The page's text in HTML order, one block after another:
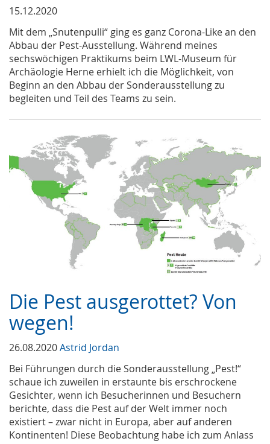
15.12.2020
Mit dem „Snutenpulli“ ging es ganz Corona-Like an den
Abbau der Pest-Ausstellung. Während meines
sechswöchigen Praktikums beim LWL-Museum für
Archäologie Herne erhielt ich die Möglichkeit, von
Beginn an den Abbau der Sonderausstellung zu
begleiten und Teil des Teams zu sein.
Die Pest ausgerottet? Von
wegen!
26.08.2020Astrid Jordan
Bei Führungen durch die Sonderausstellung „Pest!“
schaue ich zuweilen in erstaunte bis erschrockene
Gesichter, wenn ich Besucherinnen und Besuchern
berichte, dass die Pest auf der Welt immer noch
existiert – zwar nicht in Europa, aber auf anderen
Kontinenten! Diese Beobachtung habe ich zum Anlass